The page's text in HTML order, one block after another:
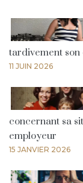
tardivement son
11 JUIN 2026
concernant sa
employeur
15 JANVIER 2026